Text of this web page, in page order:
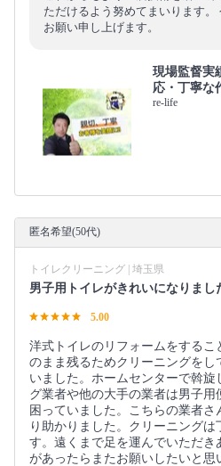
ただけるよう努めてまいります。
お願い申し上げます。
現場監督
応・丁寧な
re-life
匿名希望(50代)
トイレクリーニング | 埼玉県
男子用トイレがきれいになりまし
5.00
洋式トイレのリフォームをするこ
のまま残るためクリーニングをし
いました。ホームセンターで斡
グ業者や他の大手の業者は男子
困っていました。こちらの業者さ
り助かりました。クリーニングは
す。遠くまで足を運んでいただき
があったらまたお願いしたいと思